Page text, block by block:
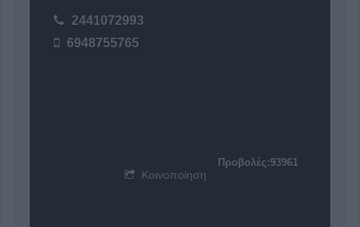
2441072993
6948755765
Προβολές:93961
Κοινοποίηση